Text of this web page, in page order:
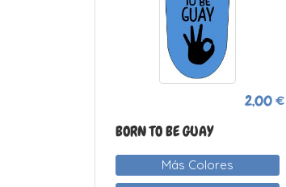
2,00 €
BORN TO BE GUAY
Más Colores